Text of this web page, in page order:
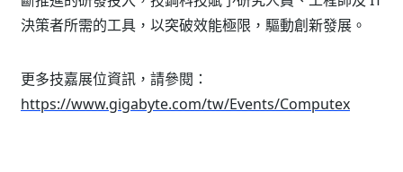
決策者所需的工具，以突破效能極限，驅動創新發展。
更多技嘉展位資訊，請參閱：
https://www.gigabyte.com/tw/Events/Computex